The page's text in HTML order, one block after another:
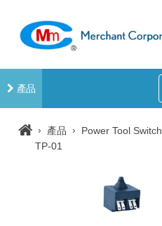
產品
› 產品 › Power Tool Switch
TP-01